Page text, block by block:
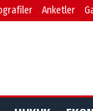
Anketler